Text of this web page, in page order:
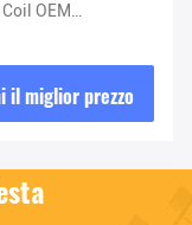
OEM
il miglior prezzo